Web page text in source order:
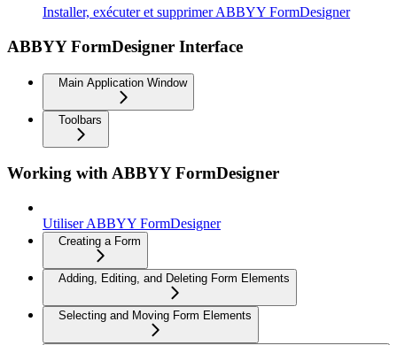
Installer, exécuter et supprimer ABBYY FormDesigner
ABBYY FormDesigner Interface
Main Application Window
Toolbars
Working with ABBYY FormDesigner
Utiliser ABBYY FormDesigner
Creating a Form
Adding, Editing, and Deleting Form Elements
Selecting and Moving Form Elements